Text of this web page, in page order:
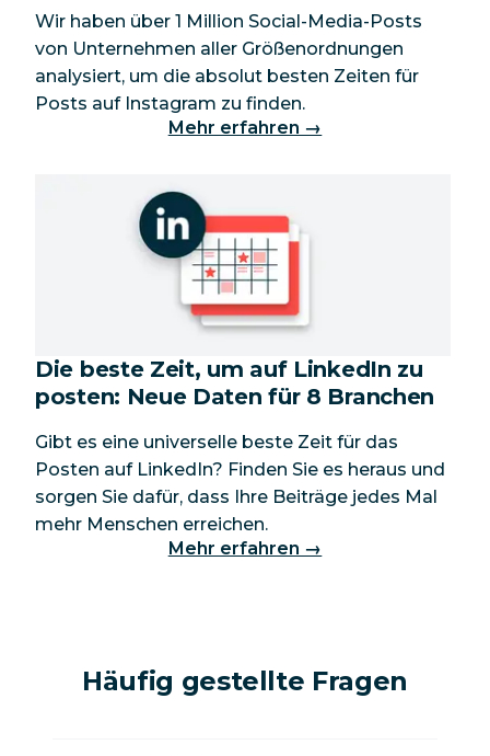
Wir haben über 1 Million Social-Media-Posts
von Unternehmen aller Größenordnungen
analysiert, um die absolut besten Zeiten für
Posts auf Instagram zu finden.
Mehr erfahren →
Die beste Zeit, um auf LinkedIn zu
posten: Neue Daten für 8 Branchen
Gibt es eine universelle beste Zeit für das
Posten auf LinkedIn? Finden Sie es heraus und
sorgen Sie dafür, dass Ihre Beiträge jedes Mal
mehr Menschen erreichen.
Mehr erfahren →
Häufig gestellte Fragen